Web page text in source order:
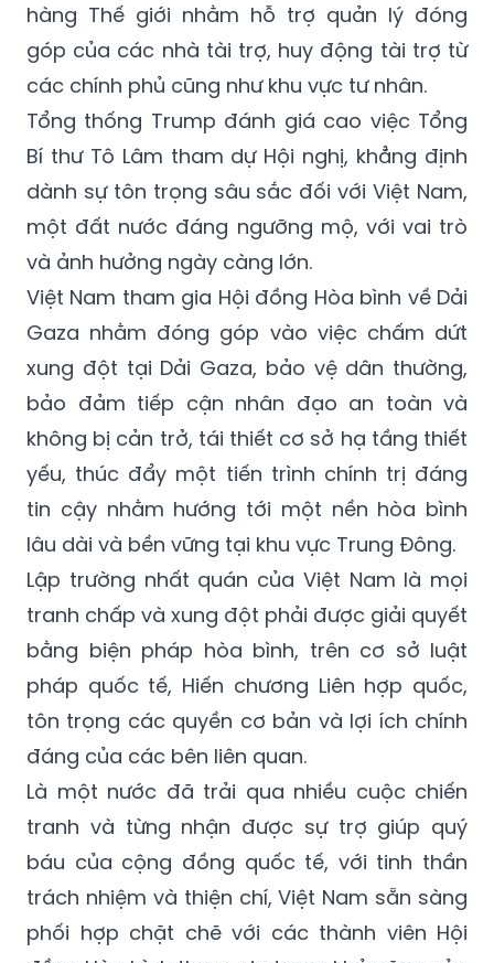
hàng Thế giới nhằm hỗ trợ quản lý đóng
góp của các nhà tài trợ, huy động tài trợ từ
các chính phủ cũng như khu vực tư nhân.
Tổng thống Trump đánh giá cao việc Tổng
Bí thư Tô Lâm tham dự Hội nghị, khẳng định
dành sự tôn trọng sâu sắc đối với Việt Nam,
một đất nước đáng ngưỡng mộ, với vai trò
và ảnh hưởng ngày càng lớn.
Việt Nam tham gia Hội đồng Hòa bình về Dải
Gaza nhằm đóng góp vào việc chấm dứt
xung đột tại Dải Gaza, bảo vệ dân thường,
bảo đảm tiếp cận nhân đạo an toàn và
không bị cản trở, tái thiết cơ sở hạ tầng thiết
yếu, thúc đẩy một tiến trình chính trị đáng
tin cậy nhằm hướng tới một nền hòa bình
lâu dài và bền vững tại khu vực Trung Đông.
Lập trường nhất quán của Việt Nam là mọi
tranh chấp và xung đột phải được giải quyết
bằng biện pháp hòa bình, trên cơ sở luật
pháp quốc tế, Hiến chương Liên hợp quốc,
tôn trọng các quyền cơ bản và lợi ích chính
đáng của các bên liên quan.
Là một nước đã trải qua nhiều cuộc chiến
tranh và từng nhận được sự trợ giúp quý
báu của cộng đồng quốc tế, với tinh thần
trách nhiệm và thiện chí, Việt Nam sẵn sàng
phối hợp chặt chẽ với các thành viên Hội